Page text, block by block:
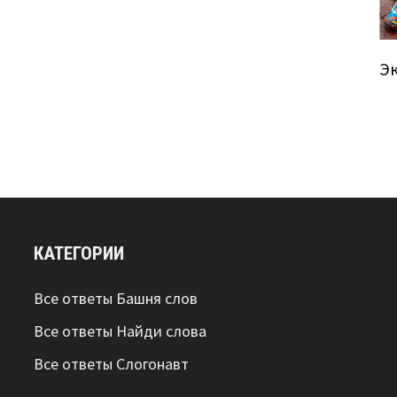
КАТЕГОРИИ
Все ответы Башня слов
Все ответы Найди слова
Все ответы Слогонавт